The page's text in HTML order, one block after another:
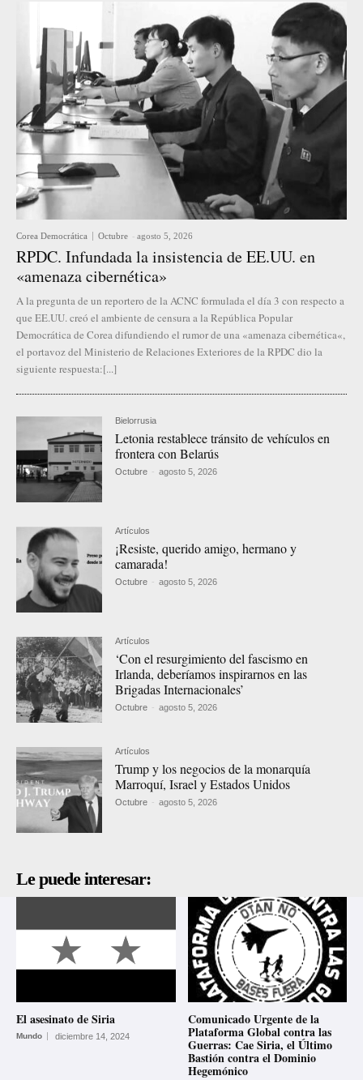
Corea Democrática Octubre - agosto 5, 2026
RPDC. Infundada la insistencia de EE.UU. en
«amenaza cibernética»
A la pregunta de un reportero de la ACNC formulada el día 3 con respecto a
que EE.UU. creó el ambiente de censura a la República Popular
Democrática de Corea difundiendo el rumor de una «amenaza cibernética«,
el portavoz del Ministerio de Relaciones Exteriores de la RPDC dio la
siguiente respuesta:[...]
Bielorrusia
Letonia restablece tránsito de vehículos en
frontera con Belarús
Octubre - agosto 5, 2026
Artículos
¡Resiste, querido amigo, hermano y
camarada!
Octubre - agosto 5, 2026
Artículos
‘Con el resurgimiento del fascismo en
Irlanda, deberíamos inspirarnos en las
Brigadas Internacionales’
Octubre - agosto 5, 2026
Artículos
Trump y los negocios de la monarquía
Marroquí, Israel y Estados Unidos
Octubre - agosto 5, 2026
Le puede interesar:
El asesinato de Siria
Mundo diciembre 14, 2024
Comunicado Urgente de la
Plataforma Global contra las
Guerras: Cae Siria, el Último
Bastión contra el Dominio
Hegemónico